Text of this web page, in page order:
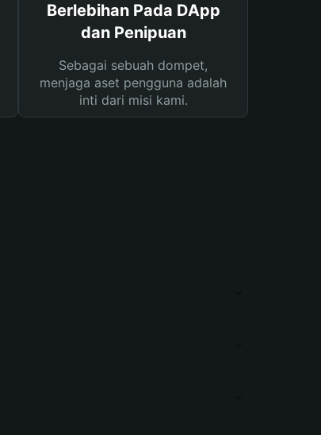
Berlebihan Pada DApp
dan Penipuan
Sebagai sebuah dompet,
menjaga aset pengguna adalah
inti dari misi kami.